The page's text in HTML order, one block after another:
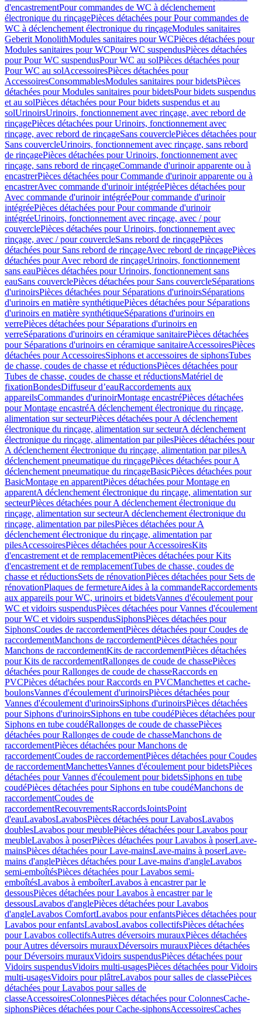
d'encastrementPour commandes de WC à déclenchement
électronique du rinçagePièces détachées pour Pour commandes de
WC à déclenchement électronique du rinçageModules sanitaires
Geberit MonolithModules sanitaires pour WCPièces détachées pour
Modules sanitaires pour WCPour WC suspendusPièces détachées
pour Pour WC suspendusPour WC au solPièces détachées pour
Pour WC au solAccessoiresPièces détachées pour
AccessoiresConsommablesModules sanitaires pour bidetsPièces
détachées pour Modules sanitaires pour bidetsPour bidets suspendus
et au solPièces détachées pour Pour bidets suspendus et au
solUrinoirsUrinoirs, fonctionnement avec rinçage, avec rebord de
rinçagePièces détachées pour Urinoirs, fonctionnement avec
rinçage, avec rebord de rinçageSans couverclePièces détachées pour
Sans couvercleUrinoirs, fonctionnement avec rinçage, sans rebord
de rinçagePièces détachées pour Urinoirs, fonctionnement avec
rinçage, sans rebord de rinçageCommande d'urinoir apparente ou à
encastrerPièces détachées pour Commande d'urinoir apparente ou à
encastrerAvec commande d'urinoir intégréePièces détachées pour
Avec commande d'urinoir intégréePour commande d'urinoir
intégréePièces détachées pour Pour commande d'urinoir
intégréeUrinoirs, fonctionnement avec rinçage, avec / pour
couverclePièces détachées pour Urinoirs, fonctionnement avec
rinçage, avec / pour couvercleSans rebord de rinçagePièces
détachées pour Sans rebord de rinçageAvec rebord de rinçagePièces
détachées pour Avec rebord de rinçageUrinoirs, fonctionnement
sans eauPièces détachées pour Urinoirs, fonctionnement sans
eauSans couverclePièces détachées pour Sans couvercleSéparations
d'urinoirsPièces détachées pour Séparations d'urinoirsSéparations
d'urinoirs en matière synthétiquePièces détachées pour Séparations
d'urinoirs en matière synthétiqueSéparations d'urinoirs en
verrePièces détachées pour Séparations d'urinoirs en
verreSéparations d'urinoirs en céramique sanitairePièces détachées
pour Séparations d'urinoirs en céramique sanitaireAccessoiresPièces
détachées pour AccessoiresSiphons et accessoires de siphonsTubes
de chasse, coudes de chasse et réductionsPièces détachées pour
Tubes de chasse, coudes de chasse et réductionsMatériel de
fixationBondesDiffuseur d’eauRaccordements aux
appareilsCommandes d'urinoirMontage encastréPièces détachées
pour Montage encastréA déclenchement électronique du rinçage,
alimentation sur secteurPièces détachées pour A déclenchement
électronique du rinçage, alimentation sur secteurA déclenchement
électronique du rinçage, alimentation par pilesPièces détachées pour
A déclenchement électronique du rinçage, alimentation par pilesA
déclenchement pneumatique du rinçagePièces détachées pour A
déclenchement pneumatique du rinçageBasicPièces détachées pour
BasicMontage en apparentPièces détachées pour Montage en
apparentA déclenchement électronique du rinçage, alimentation sur
secteurPièces détachées pour A déclenchement électronique du
rinçage, alimentation sur secteurA déclenchement électronique du
rinçage, alimentation par pilesPièces détachées pour A
déclenchement électronique du rinçage, alimentation par
pilesAccessoiresPièces détachées pour AccessoiresKits
d'encastrement et de remplacementPièces détachées pour Kits
d'encastrement et de remplacementTubes de chasse, coudes de
chasse et réductionsSets de rénovationPièces détachées pour Sets de
rénovationPlaques de fermetureAides à la commandeRaccordements
aux appareils pour WC, urinoirs et bidetsVannes d'écoulement pour
WC et vidoirs suspendusPièces détachées pour Vannes d'écoulement
pour WC et vidoirs suspendusSiphonsPièces détachées pour
SiphonsCoudes de raccordementPièces détachées pour Coudes de
raccordementManchons de raccordementPièces détachées pour
Manchons de raccordementKits de raccordementPièces détachées
pour Kits de raccordementRallonges de coude de chassePièces
détachées pour Rallonges de coude de chasseRaccords en
PVCPièces détachées pour Raccords en PVCManchettes et cache-
boulonsVannes d'écoulement d'urinoirsPièces détachées pour
Vannes d'écoulement d'urinoirsSiphons d'urinoirsPièces détachées
pour Siphons d'urinoirsSiphons en tube coudéPièces détachées pour
Siphons en tube coudéRallonges de coude de chassePièces
détachées pour Rallonges de coude de chasseManchons de
raccordementPièces détachées pour Manchons de
raccordementCoudes de raccordementPièces détachées pour Coudes
de raccordementManchettesVannes d'écoulement pour bidetsPièces
détachées pour Vannes d'écoulement pour bidetsSiphons en tube
coudéPièces détachées pour Siphons en tube coudéManchons de
raccordementCoudes de
raccordementRecouvrementsRaccordsJointsPoint
d'eauLavabosLavabosPièces détachées pour LavabosLavabos
doublesLavabos pour meublePièces détachées pour Lavabos pour
meubleLavabos à poserPièces détachées pour Lavabos à poserLave-
mainsPièces détachées pour Lave-mainsLave-mains à poserLave-
mains d'anglePièces détachées pour Lave-mains d'angleLavabos
semi-emboîtésPièces détachées pour Lavabos semi-
emboîtésLavabos à emboîterLavabos à encastrer par le
dessousPièces détachées pour Lavabos à encastrer par le
dessousLavabos d'anglePièces détachées pour Lavabos
d'angleLavabos ComfortLavabos pour enfantsPièces détachées pour
Lavabos pour enfantsLavabosLavabos collectifsPièces détachées
pour Lavabos collectifsAutres déversoirs murauxPièces détachées
pour Autres déversoirs murauxDéversoirs murauxPièces détachées
pour Déversoirs murauxVidoirs suspendusPièces détachées pour
Vidoirs suspendusVidoirs multi-usagesPièces détachées pour Vidoirs
multi-usagesVidoirs pour plâtreLavabos pour salles de classePièces
détachées pour Lavabos pour salles de
classeAccessoiresColonnesPièces détachées pour ColonnesCache-
siphonsPièces détachées pour Cache-siphonsAccessoiresCaches